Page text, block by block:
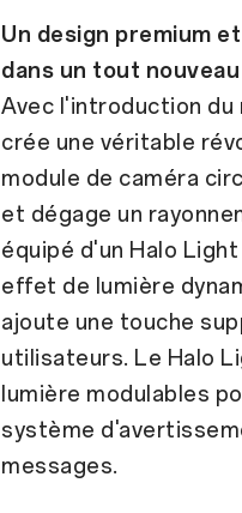
Un design premium
dans un tout
Avec l'introduction du
crée une véritable
module de caméra
et dégage un
équipé d'un Halo
effet de lumière
ajoute une touche
utilisateurs. Le Halo
lumière modulables
système
messages.